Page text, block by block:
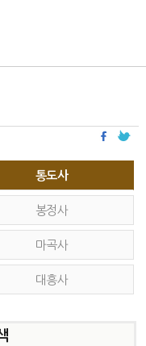
통도사
봉정사
마곡사
대흥사